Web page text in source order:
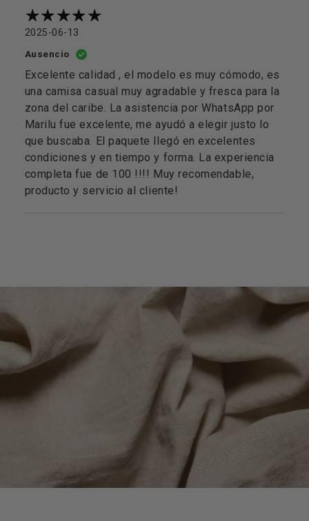
2025-06-13
Ausencio
Excelente calidad , el modelo es muy cómodo, es
una camisa casual muy agradable y fresca para la
zona del caribe. La asistencia por WhatsApp por
Marilu fue excelente, me ayudó a elegir justo lo
que buscaba. El paquete llegó en excelentes
condiciones y en tiempo y forma. La experiencia
completa fue de 100 !!!! Muy recomendable,
producto y servicio al cliente!